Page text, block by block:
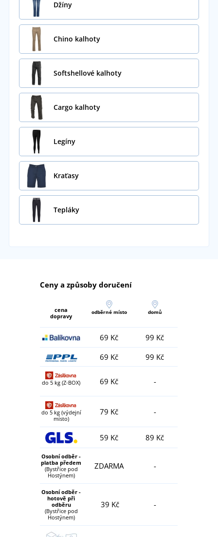
Džíny
Chino kalhoty
Softshellové kalhoty
Cargo kalhoty
Legíny
Kraťasy
Tepláky
Ceny a způsoby doručení
cena
dopravy
odběrné místo domů
69 Kč
99 Kč
69 Kč
99 Kč
do 5 kg (Z-BOX) 69 Kč -
do 5 kg (výdejní
místo)
79 Kč -
59 Kč 89 Kč
Osobní odběr -
platba předem
(Bystřice pod
Hostýnem)
ZDARMA -
Osobní odběr -
hotově při
odběru
(Bystřice pod
Hostýnem)
39 Kč -